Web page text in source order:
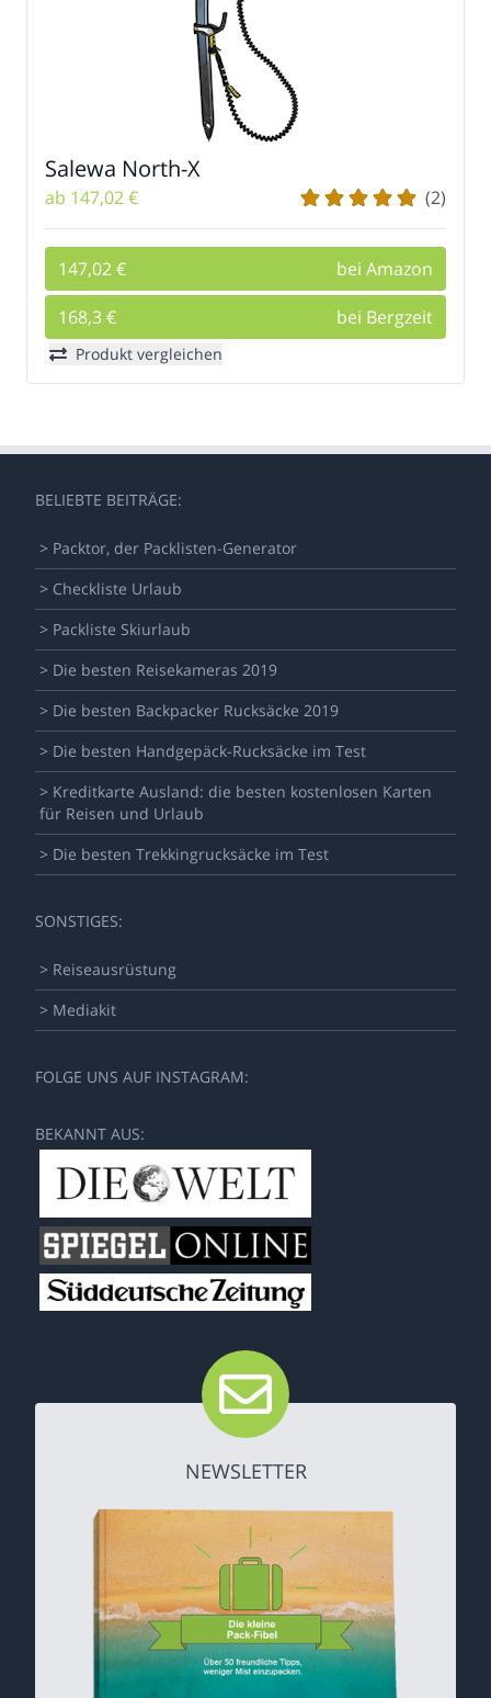
Salewa North-X
ab 147,02 € (2)
147,02 €
bei Amazon
168,3 €
bei Bergzeit
Produkt vergleichen
BELIEBTE BEITRÄGE:
> Packtor, der Packlisten-Generator
> Checkliste Urlaub
> Packliste Skiurlaub
> Die besten Reisekameras 2019
> Die besten Backpacker Rucksäcke 2019
> Die besten Handgepäck-Rucksäcke im Test
> Kreditkarte Ausland: die besten kostenlosen Karten
für Reisen und Urlaub
> Die besten Trekkingrucksäcke im Test
SONSTIGES:
> Reiseausrüstung
> Mediakit
FOLGE UNS AUF INSTAGRAM:
BEKANNT AUS:
NEWSLETTER